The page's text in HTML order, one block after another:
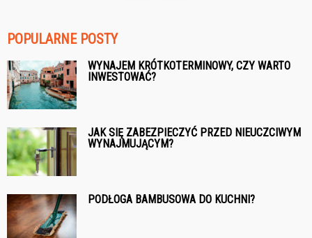
POPULARNE POSTY
WYNAJEM KRÓTKOTERMINOWY, CZY WARTO
INWESTOWAĆ?
JAK SIĘ ZABEZPIECZYĆ PRZED NIEUCZCIWYM
WYNAJMUJĄCYM?
PODŁOGA BAMBUSOWA DO KUCHNI?